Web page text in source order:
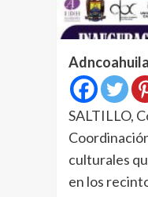
Adncoahuila
SALTILLO,
culturales
en los